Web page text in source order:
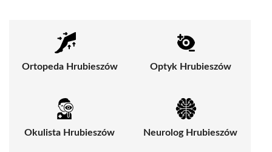
Ortopeda Hrubieszów Optyk Hrubieszów
Okulista Hrubieszów Neurolog Hrubieszów